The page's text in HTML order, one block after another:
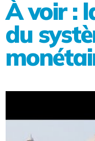
À voir :
du